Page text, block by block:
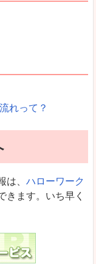
れって？
は、 ハローワーク
きます。いち早く